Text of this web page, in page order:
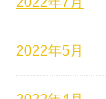
2022年5月